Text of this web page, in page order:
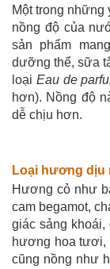
Một trong những
nồng độ của
sản phẩm
dưỡng thể, sữa
loại Eau de
hơn). Nồng độ
dễ chịu hơn.
Loại hương dịu
Hương cỏ như
cam begamot,
giác sảng khoái,
hương hoa tươi,
cũng nồng như